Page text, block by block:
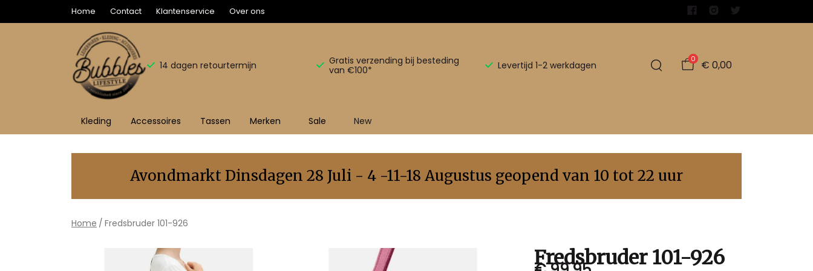
Home Contact Klantenservice Over ons
14 dagen retourtermijn
Gratis verzending bij besteding
van €100*
Levertijd 1-2 werkdagen
0 € 0,00
Kleding Accessoires Tassen Merken Sale New
Fredsbruder
Avondmarkt Dinsdagen 28 Juli - 4 -11-18 Augustus geopend van 10 tot 22 uur
Home Fredsbruder 101-926
Fredsbruder 101-926